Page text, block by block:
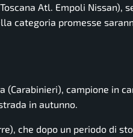
Atl. Empoli Nissan),
categoria promesse
campione in
in autunno.
che dopo un periodo di